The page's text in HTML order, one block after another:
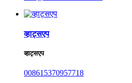
व्हाट्सएप
व्हाट्सएप
008615370957718